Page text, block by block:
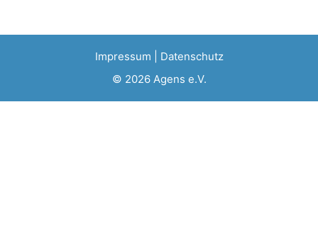
Impressum
Datenschutz
© 2026 Agens e.V.